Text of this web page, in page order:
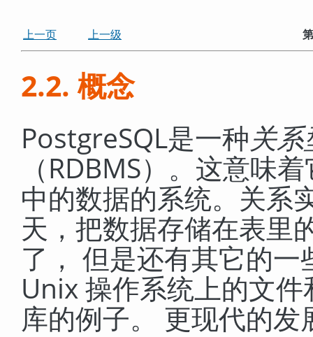
上一页 上一级
2.2. 概念
PostgreSQL是一种关
（RDBMS）。这意味
中的数据的系统。关系
天，把数据存储在表里
了， 但是还有其它的
Unix 操作系统上的文
库的例子。 更现代的